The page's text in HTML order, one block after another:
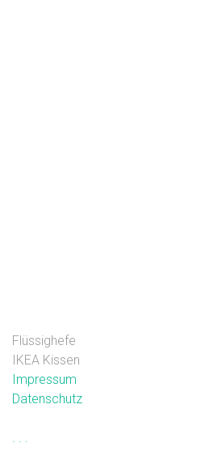
Flüssighefe
IKEA Kissen
Impressum
Datenschutz
. . .